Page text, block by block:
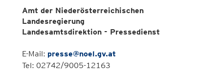
Amt der Niederösterreichischen
Landesregierung
Landesamtsdirektion - Pressedienst
E-Mail: presse@noel.gv.at
Tel: 02742/9005-12163